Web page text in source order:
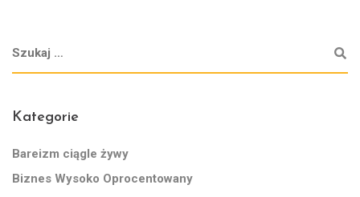
Kategorie
Bareizm ciągle żywy
Biznes Wysoko Oprocentowany